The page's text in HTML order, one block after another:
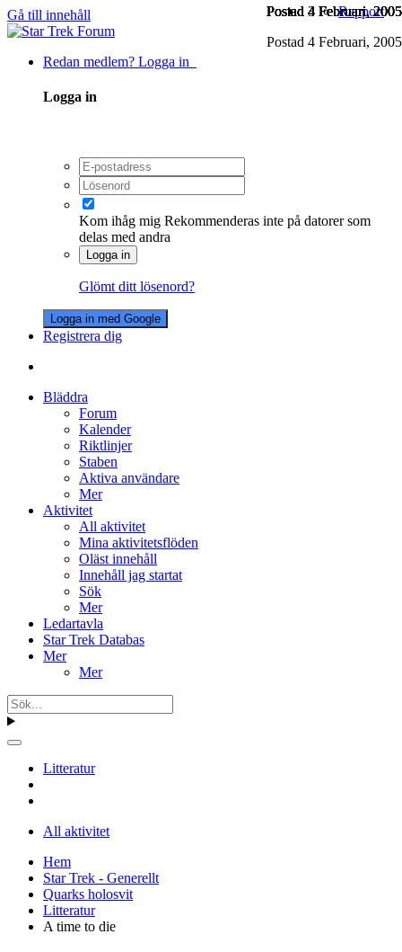
Gå till innehåll
Redan medlem? Logga in
Logga in
Kom ihåg mig Rekommenderas inte på datorer som
delas med andra
Logga in
Glömt ditt lösenord?
Logga in med Google
Registrera dig
Bläddra
Forum
Kalender
Riktlinjer
Staben
Aktiva användare
Mer
Aktivitet
All aktivitet
Mina aktivitetsflöden
Oläst innehåll
Innehåll jag startat
Sök
Mer
Ledartavla
Star Trek Databas
Mer
Mer
Litteratur
All aktivitet
Hem
Star Trek - Generellt
Quarks holosvit
Litteratur
A time to die
Postad 3 Februari, 2005
Postad 4 Februari, 2005
Postad 4 Februari, 2005
Rapport
Postad 4 Februari, 2005
Postad 4 Februari, 2005
Postad 4 Februari, 2005